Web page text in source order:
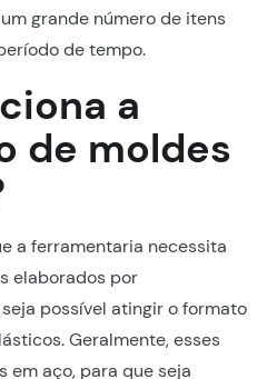
grande número de itens
de tempo.
a
de moldes
a ferramentaria necessita
elaborados por
possível atingir o formato
Geralmente, esses
em aço, para que seja